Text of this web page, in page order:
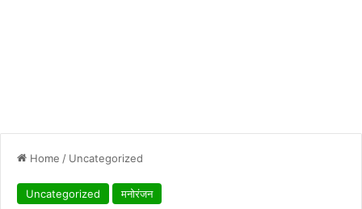
Home / Uncategorized
Uncategorized मनोरंजन